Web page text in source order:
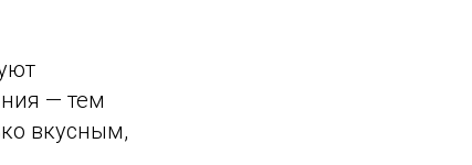
— тем
вкусным,